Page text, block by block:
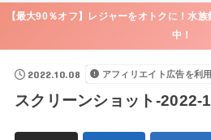
【最大90％オフ】レジャーをオトクに！水
中！
2022.10.08 アフィリエイト広告を利
スクリーンショット-2022-